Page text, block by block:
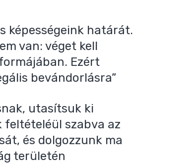
képességeink határát.
van: véget kell
Ezért
bevándorlásra”
utasítsuk ki
feltételéül szabva az
és dolgozzunk ma
területén